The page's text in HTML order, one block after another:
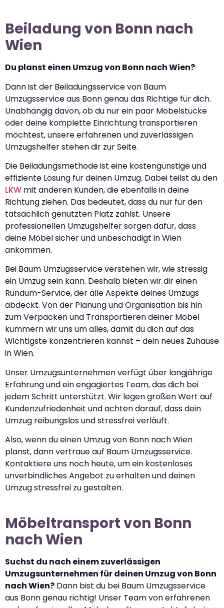
Beiladung von Bonn nach
Wien
Du planst einen Umzug von Bonn nach Wien?
Dann ist der Beiladungsservice von Baum
Umzugsservice aus Bonn genau das Richtige für dich.
Unabhängig davon, ob du nur ein paar Möbelstücke
oder deine komplette Einrichtung transportieren
möchtest, unsere erfahrenen und zuverlässigen
Umzugshelfer stehen dir zur Seite.
Die Beiladungsmethode ist eine kostengünstige und
effiziente Lösung für deinen Umzug. Dabei teilst du den
LKW mit anderen Kunden, die ebenfalls in deine
Richtung ziehen. Das bedeutet, dass du nur für den
tatsächlich genutzten Platz zahlst. Unsere
professionellen Umzugshelfer sorgen dafür, dass
deine Möbel sicher und unbeschädigt in Wien
ankommen.
Bei Baum Umzugsservice verstehen wir, wie stressig
ein Umzug sein kann. Deshalb bieten wir dir einen
Rundum-Service, der alle Aspekte deines Umzugs
abdeckt. Von der Planung und Organisation bis hin
zum Verpacken und Transportieren deiner Möbel
kümmern wir uns um alles, damit du dich auf das
Wichtigste konzentrieren kannst – dein neues Zuhause
in Wien.
Unser Umzugsunternehmen verfügt über langjährige
Erfahrung und ein engagiertes Team, das dich bei
jedem Schritt unterstützt. Wir legen großen Wert auf
Kundenzufriedenheit und achten darauf, dass dein
Umzug reibungslos und stressfrei verläuft.
Also, wenn du einen Umzug von Bonn nach Wien
planst, dann vertraue auf Baum Umzugsservice.
Kontaktiere uns noch heute, um ein kostenloses
unverbindliches Angebot zu erhalten und deinen
Umzug stressfrei zu gestalten.
Möbeltransport von Bonn
nach Wien
Suchst du nach einem zuverlässigen
Umzugsunternehmen für deinen Umzug von Bonn
nach Wien? Dann bist du bei Baum Umzugsservice
aus Bonn genau richtig! Unser Team von erfahrenen